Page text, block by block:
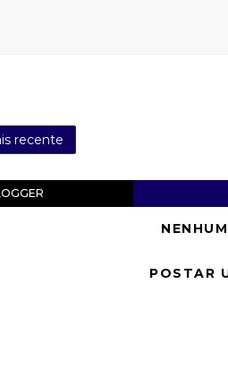
recente
POSTAR